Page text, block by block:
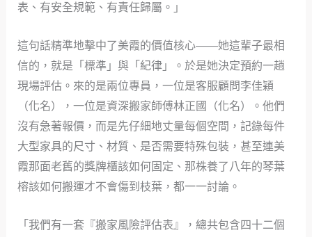
表、有安全規範、有責任歸屬。」
這句話精準地擊中了美霞的價值核心——她這輩子最相
信的，就是「標準」與「紀律」。於是她決定預約一趟
現場評估。來的是兩位專員，一位是客服顧問李佳穎
（化名），一位是資深搬家師傅林正國（化名）。他們
沒有急著報價，而是先仔細地丈量每個空間，記錄每件
大型家具的尺寸、材質、是否需要特殊包裝，甚至連美
霞那面老舊的獎牌櫃該如何固定、那株養了八年的琴葉
榕該如何搬運才不會傷到枝葉，都一一討論。
「我們有一套『搬家風險評估表』，總共包含四十二個